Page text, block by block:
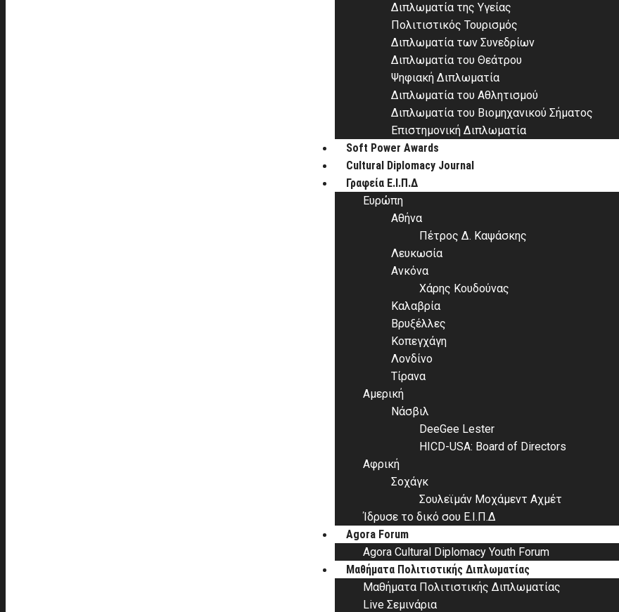
Διπλωματία της Υγείας
Πολιτιστικός Τουρισμός
Διπλωματία των Συνεδρίων
Διπλωματία του Θεάτρου
Ψηφιακή Διπλωματία
Διπλωματία του Αθλητισμού
Διπλωματία του Βιομηχανικού Σήματος
Επιστημονική Διπλωματία
Soft Power Awards
Cultural Diplomacy Journal
Γραφεία Ε.Ι.Π.Δ
Ευρώπη
Αθήνα
Πέτρος Δ. Καψάσκης
Λευκωσία
Ανκόνα
Χάρης Κουδούνας
Καλαβρία
Βρυξέλλες
Κοπεγχάγη
Λονδίνο
Τίρανα
Αμερική
Νάσβιλ
DeeGee Lester
HICD-USA: Board of Directors
Αφρική
Σοχάγκ
Σουλεϊμάν Μοχάμεντ Αχμέτ
Ίδρυσε το δικό σου Ε.Ι.Π.Δ
Agora Forum
Agora Cultural Diplomacy Youth Forum
Μαθήματα Πολιτιστικής Διπλωματίας
Μαθήματα Πολιτιστικής Διπλωματίας
Live Σεμινάρια